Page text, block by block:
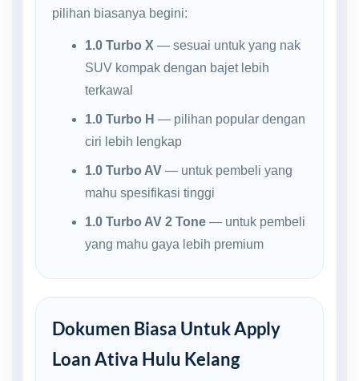
pilihan biasanya begini:
1.0 Turbo X — sesuai untuk yang nak
SUV kompak dengan bajet lebih
terkawal
1.0 Turbo H — pilihan popular dengan
ciri lebih lengkap
1.0 Turbo AV— untuk pembeli yang
mahu spesifikasi tinggi
1.0 Turbo AV 2 Tone— untuk pembeli
yang mahu gaya lebih premium
Dokumen Biasa Untuk Apply
Loan Ativa Hulu Kelang